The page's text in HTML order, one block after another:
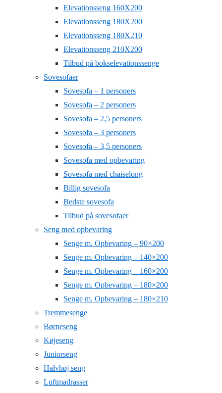
Elevationsseng 160X200
Elevationsseng 180X200
Elevationsseng 180X210
Elevationsseng 210X200
Tilbud på bokselevationssenge
Sovesofaer
Sovesofa – 1 personers
Sovesofa – 2 personers
Sovesofa – 2,5 personers
Sovesofa – 3 personers
Sovesofa – 3,5 personers
Sovesofa med opbevaring
Sovesofa med chaiselong
Billig sovesofa
Bedste sovesofa
Tilbud på sovesofaer
Seng med opbevaring
Senge m. Opbevaring – 90×200
Senge m. Opbevaring – 140×200
Senge m. Opbevaring – 160×200
Senge m. Opbevaring – 180×200
Senge m. Opbevaring – 180×210
Tremmesenge
Børneseng
Køjeseng
Juniorseng
Halvhøj seng
Luftmadrasser